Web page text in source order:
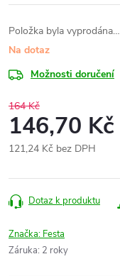
Položka byla vyprodána…
Na dotaz
Možnosti doručení
164 Kč
146,70 Kč
121,24 Kč bez DPH
cena:
Dotaz k produktu
Značka: Festa
Záruka: 2 roky